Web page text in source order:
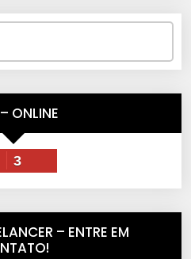
ONLINE
3
– ENTRE EM